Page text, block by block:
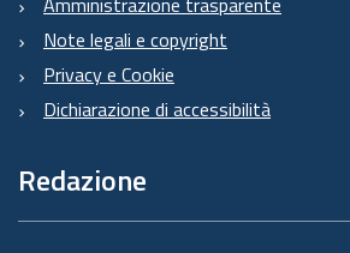
Note legali e copyright
Privacy e Cookie
Dichiarazione di accessibilità
Redazione